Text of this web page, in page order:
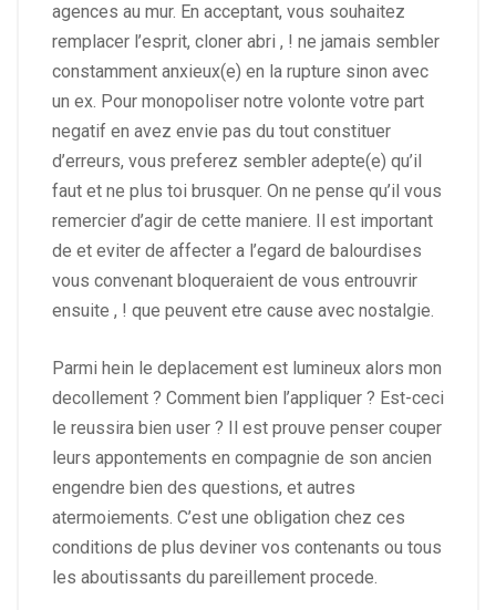
agences au mur. En acceptant, vous souhaitez
remplacer l’esprit, cloner abri , ! ne jamais sembler
constamment anxieux(e) en la rupture sinon avec
un ex. Pour monopoliser notre volonte votre part
negatif en avez envie pas du tout constituer
d’erreurs, vous preferez sembler adepte(e) qu’il
faut et ne plus toi brusquer. On ne pense qu’il vous
remercier d’agir de cette maniere. Il est important
de et eviter de affecter a l’egard de balourdises
vous convenant bloqueraient de vous entrouvrir
ensuite , ! que peuvent etre cause avec nostalgie.
Parmi hein le deplacement est lumineux alors mon
decollement ? Comment bien l’appliquer ? Est-ceci
le reussira bien user ? Il est prouve penser couper
leurs appontements en compagnie de son ancien
engendre bien des questions, et autres
atermoiements. C’est une obligation chez ces
conditions de plus deviner vos contenants ou tous
les aboutissants du pareillement procede.